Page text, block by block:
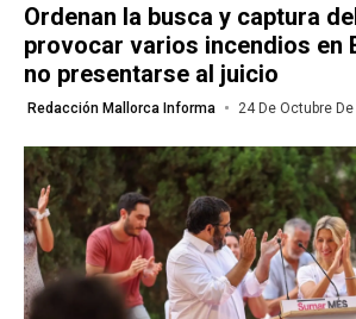
Ordenan la busca y captura
provocar varios incendios en
no presentarse al juicio
Redacción Mallorca Informa 24 De Octubre